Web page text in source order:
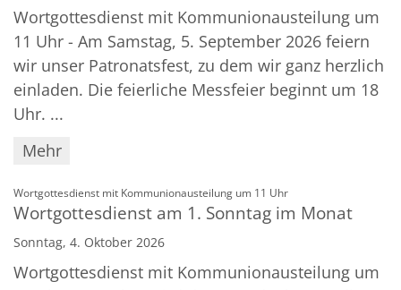
Wortgottesdienst mit Kommunionausteilung um
11 Uhr - Am Samstag, 5. September 2026 feiern
wir unser Patronatsfest, zu dem wir ganz herzlich
einladen. Die feierliche Messfeier beginnt um 18
Uhr. ...
Mehr
Wortgottesdienst mit Kommunionausteilung um 11 Uhr:
Wortgottesdienst am 1. Sonntag im Monat
Sonntag, 4. Oktober 2026
Wortgottesdienst mit Kommunionausteilung um